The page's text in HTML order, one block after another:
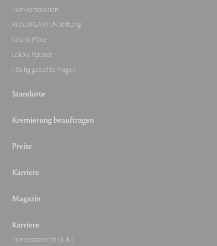
Tierkrematorien
ROSENGARTEN-Stiftung
Grüne Pfote
Lokale Partner
Häufig gestellte Fragen
Standorte
Kremierung beauftragen
Preise
Karriere
Magazin
Karriere
Tierbestatter/in (IHK)